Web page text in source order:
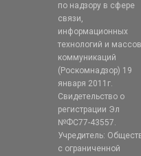
по надзору в сфере
связи,
информационных
технологий и
коммуникаций
(Роскомнадзор) 19
января 2011г.
Свидетельство о
регистрации Эл
№ФС77-43557.
Учредитель:
с ограниченной